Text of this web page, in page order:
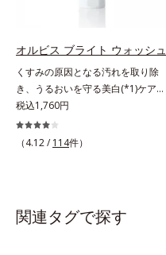
リチン酸2K各商品の詳しい情報は商
BEAUTY夏祭りは、こちら
ライト シリーズは「メラニンにじ
C(*8)」を採用。肌奥(*6)まで浸透
ラニンの生成を食い止めます。また
オルビス独自成分の「ブライトVC
コンプレックス(*9)」が、透明感を
阻害する原因(*10)にアプローチし
ます。さらに肌表面のなめらかさや
透明感を包括的にサポート。全方位
ケアのアプローチによって、肌本来
オルビス ブライト ウォッシュ
くすみの原因となる汚れを取り除
き、うるおいを守る美白(*1)ケアシ
リーズの洗顔料。業界初(*2)知見
「メラニンの第三のルート」である
「横のひろがり」に着目して、全方
じみ(*6)」が発現。シミやそばかす
税込1,760円
（4.12 / 114件）
関連タグで探す